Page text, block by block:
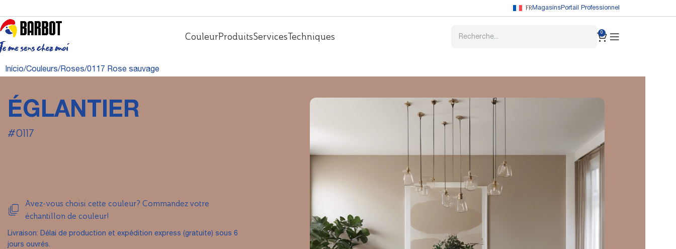
FRMagasinsPortail Professionnel
CouleurProduitsServicesTechniques 0
Início Couleurs Roses 0117 Rose sauvage
ÉGLANTIER
#0117
Avez-vous choisi cette couleur? Commandez votre
échantillon de couleur!
Livraison: Délai de production et expédition express (gratuite) sous 6
jours ouvrés.